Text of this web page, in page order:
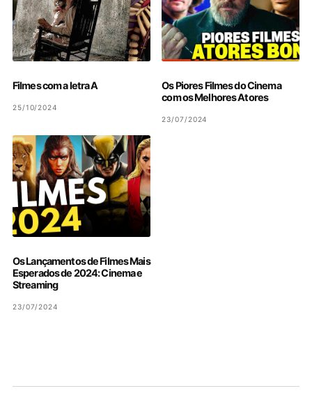
Filmes com a letra A
25/10/2024
Os Piores Filmes do Cinema
com os Melhores Atores
23/07/2024
Os Lançamentos de Filmes Mais
Esperados de 2024: Cinema e
Streaming
23/07/2024